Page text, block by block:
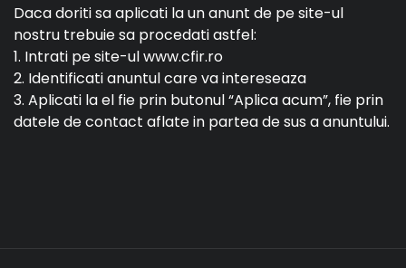
Daca doriti sa aplicati la un anunt de pe site-ul
nostru trebuie sa procedati astfel:
1. Intrati pe site-ul www.cfir.ro
2. Identificati anuntul care va intereseaza
3. Aplicati la el fie prin butonul “Aplica acum”, fie prin
datele de contact aflate in partea de sus a anuntului.